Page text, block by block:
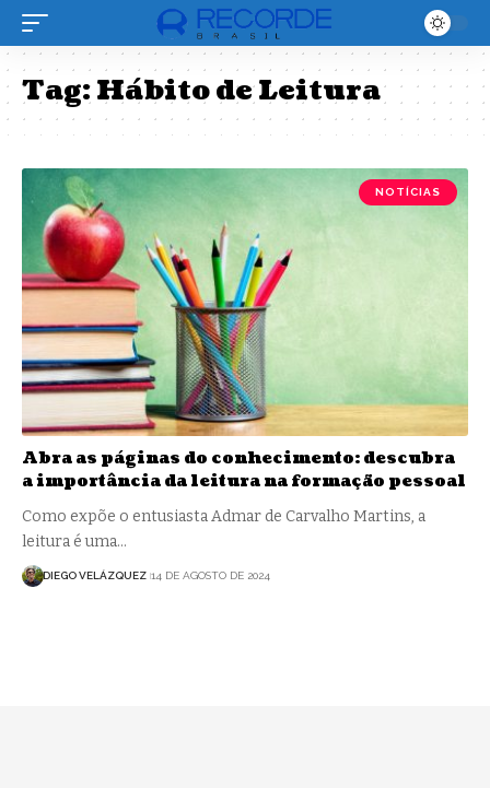
Tag:Hábito de Leitura
NOTÍCIAS
Abra as páginas do conhecimento: descubra
a importância da leitura na formação pessoal
Como expõe o entusiasta Admar de Carvalho Martins, a
leitura é uma…
DIEGO VELÁZQUEZ 14 DE AGOSTO DE 2024